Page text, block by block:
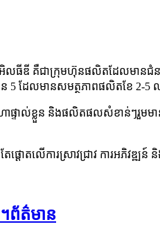
អិលធីឌី គឺជាក្រុមហ៊ុនផលិតដែលមានជំ
ដែលមានសមត្ថភាពផលិតខែ 2-5
ាល់ខ្លួន និងផលិតផលសំខាន់ៗរួមមានក
តោតលើការស្រាវជ្រាវ ការអភិវឌ្ឍ
ព័ត៌មាន